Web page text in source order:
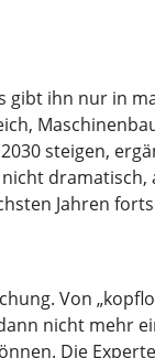
ihn nur in
steigen,
Jahren
Von
nicht mehr
Die